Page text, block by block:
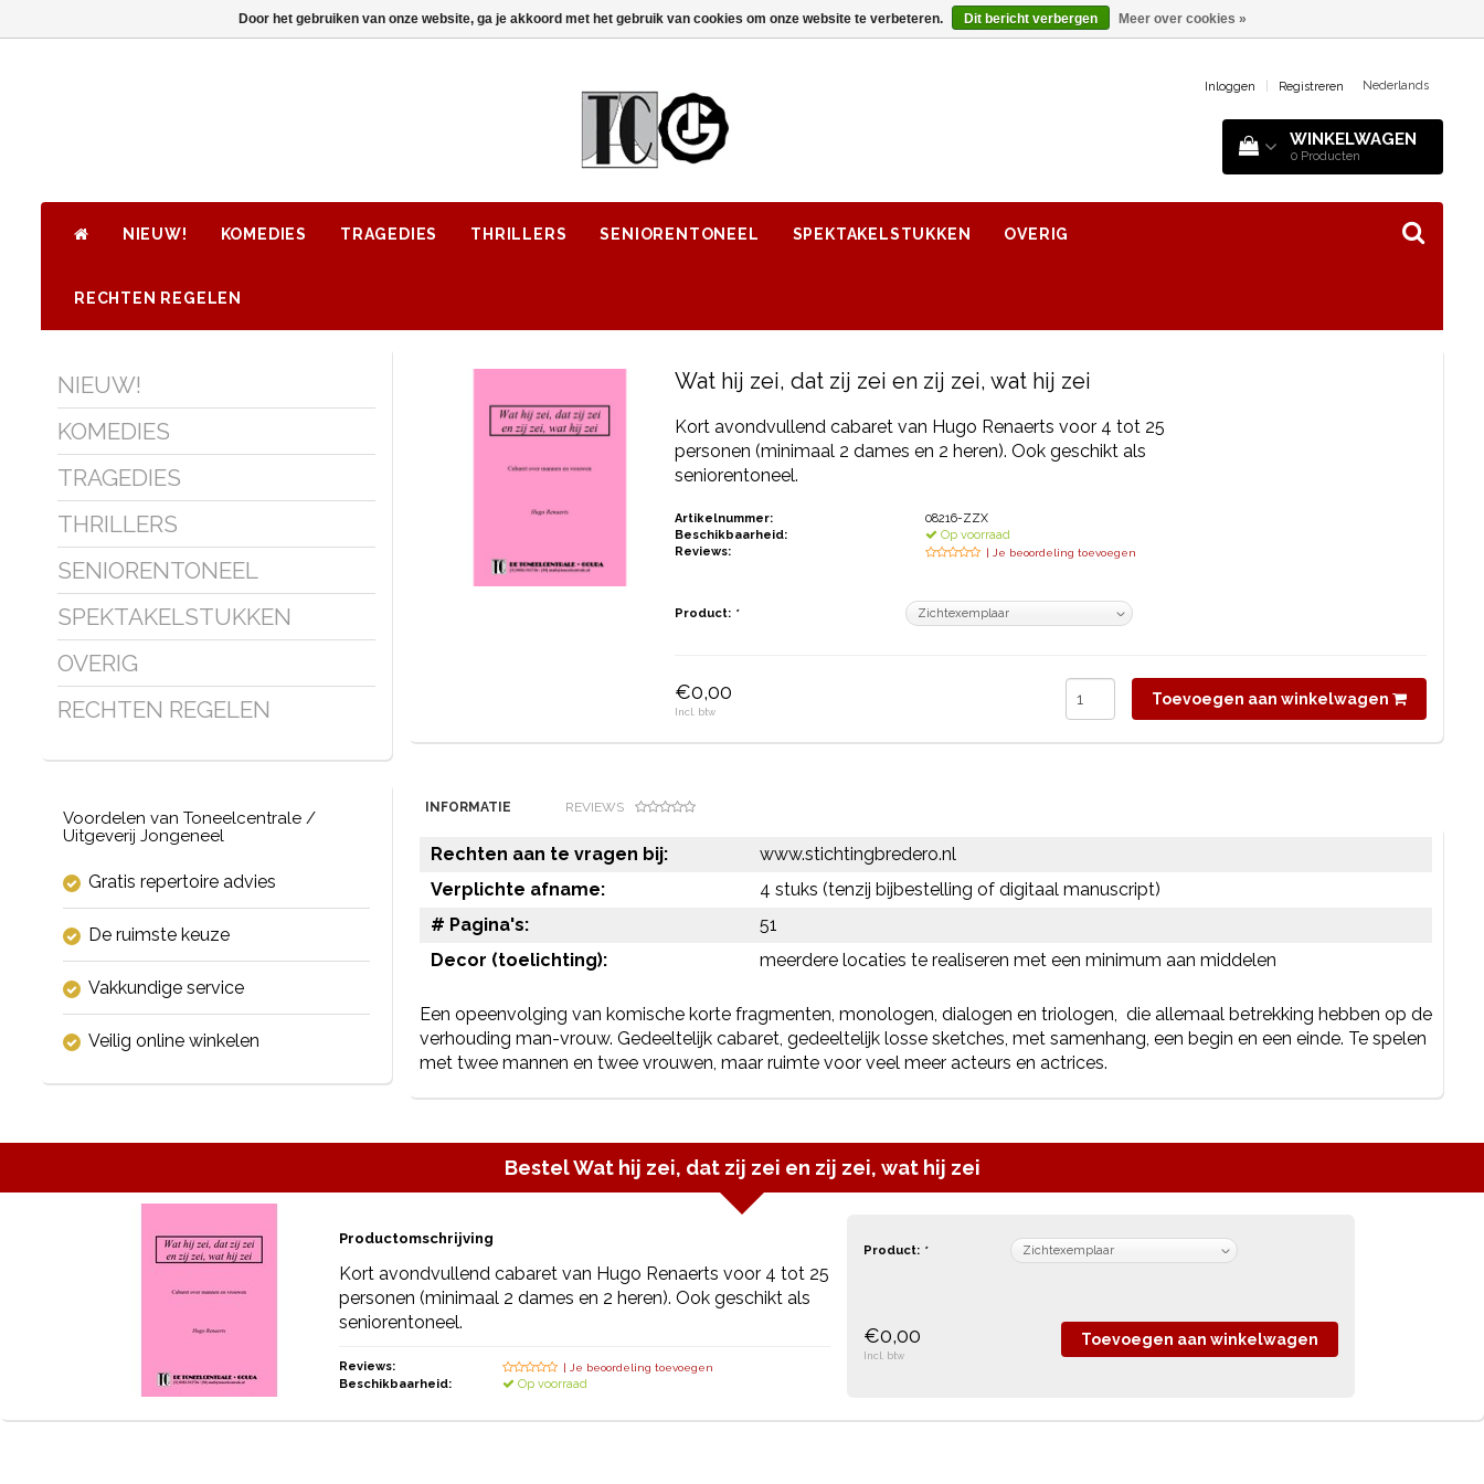
Inloggen Registreren Nederlands
WINKELWAGEN
0 Producten
NIEUW! KOMEDIES TRAGEDIES THRILLERS SENIORENTONEEL SPEKTAKELSTUKKEN OVERIG
RECHTEN REGELEN
NIEUW!
KOMEDIES
TRAGEDIES
THRILLERS
SENIORENTONEEL
SPEKTAKELSTUKKEN
OVERIG
RECHTEN REGELEN
Voordelen van Toneelcentrale /
Uitgeverij Jongeneel
Gratis repertoire advies
De ruimste keuze
Vakkundige service
Veilig online winkelen
Wat hij zei, dat zij zei en zij zei, wat hij zei
Kort avondvullend cabaret van Hugo Renaerts voor 4 tot 25
personen (minimaal 2 dames en 2 heren). Ook geschikt als
seniorentoneel.
Artikelnummer:
08216-ZZX
Beschikbaarheid:
Op voorraad
Reviews:
| Je beoordeling toevoegen
Product: *
€0,00
Incl. btw
Toevoegen aan winkelwagen
INFORMATIE REVIEWS
Rechten aan te vragen bij:
www.stichtingbredero.nl
Verplichte afname:
4 stuks (tenzij bijbestelling of digitaal manuscript)
# Pagina's:
51
Decor (toelichting):
meerdere locaties te realiseren met een minimum aan middelen
Een opeenvolging van komische korte fragmenten, monologen, dialogen en triologen, die allemaal betrekking hebben op de
verhouding man-vrouw. Gedeeltelijk cabaret, gedeeltelijk losse sketches, met samenhang, een begin en een einde. Te spelen
met twee mannen en twee vrouwen, maar ruimte voor veel meer acteurs en actrices.
BestelWat hij zei, dat zij zei en zij zei, wat hij zei
Productomschrijving
Kort avondvullend cabaret van Hugo Renaerts voor 4 tot 25
personen (minimaal 2 dames en 2 heren). Ook geschikt als
seniorentoneel.
Reviews: | Je beoordeling toevoegen
Beschikbaarheid: Op voorraad
Product: *
€0,00
Incl. btw
Door het gebruiken van onze website, ga je akkoord met het gebruik van cookies om onze website te verbeteren. Dit bericht verbergen Meer over cookies »